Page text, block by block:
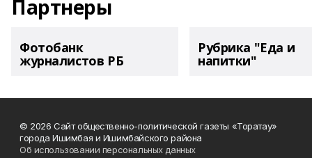
Партнеры
Фотобанк
журналистов РБ
Рубрика "Еда и
напитки"
© 2026 Сайт общественно-политической газеты «Торатау»
города Ишимбая и Ишимбайского района
Об использовании персональных данных